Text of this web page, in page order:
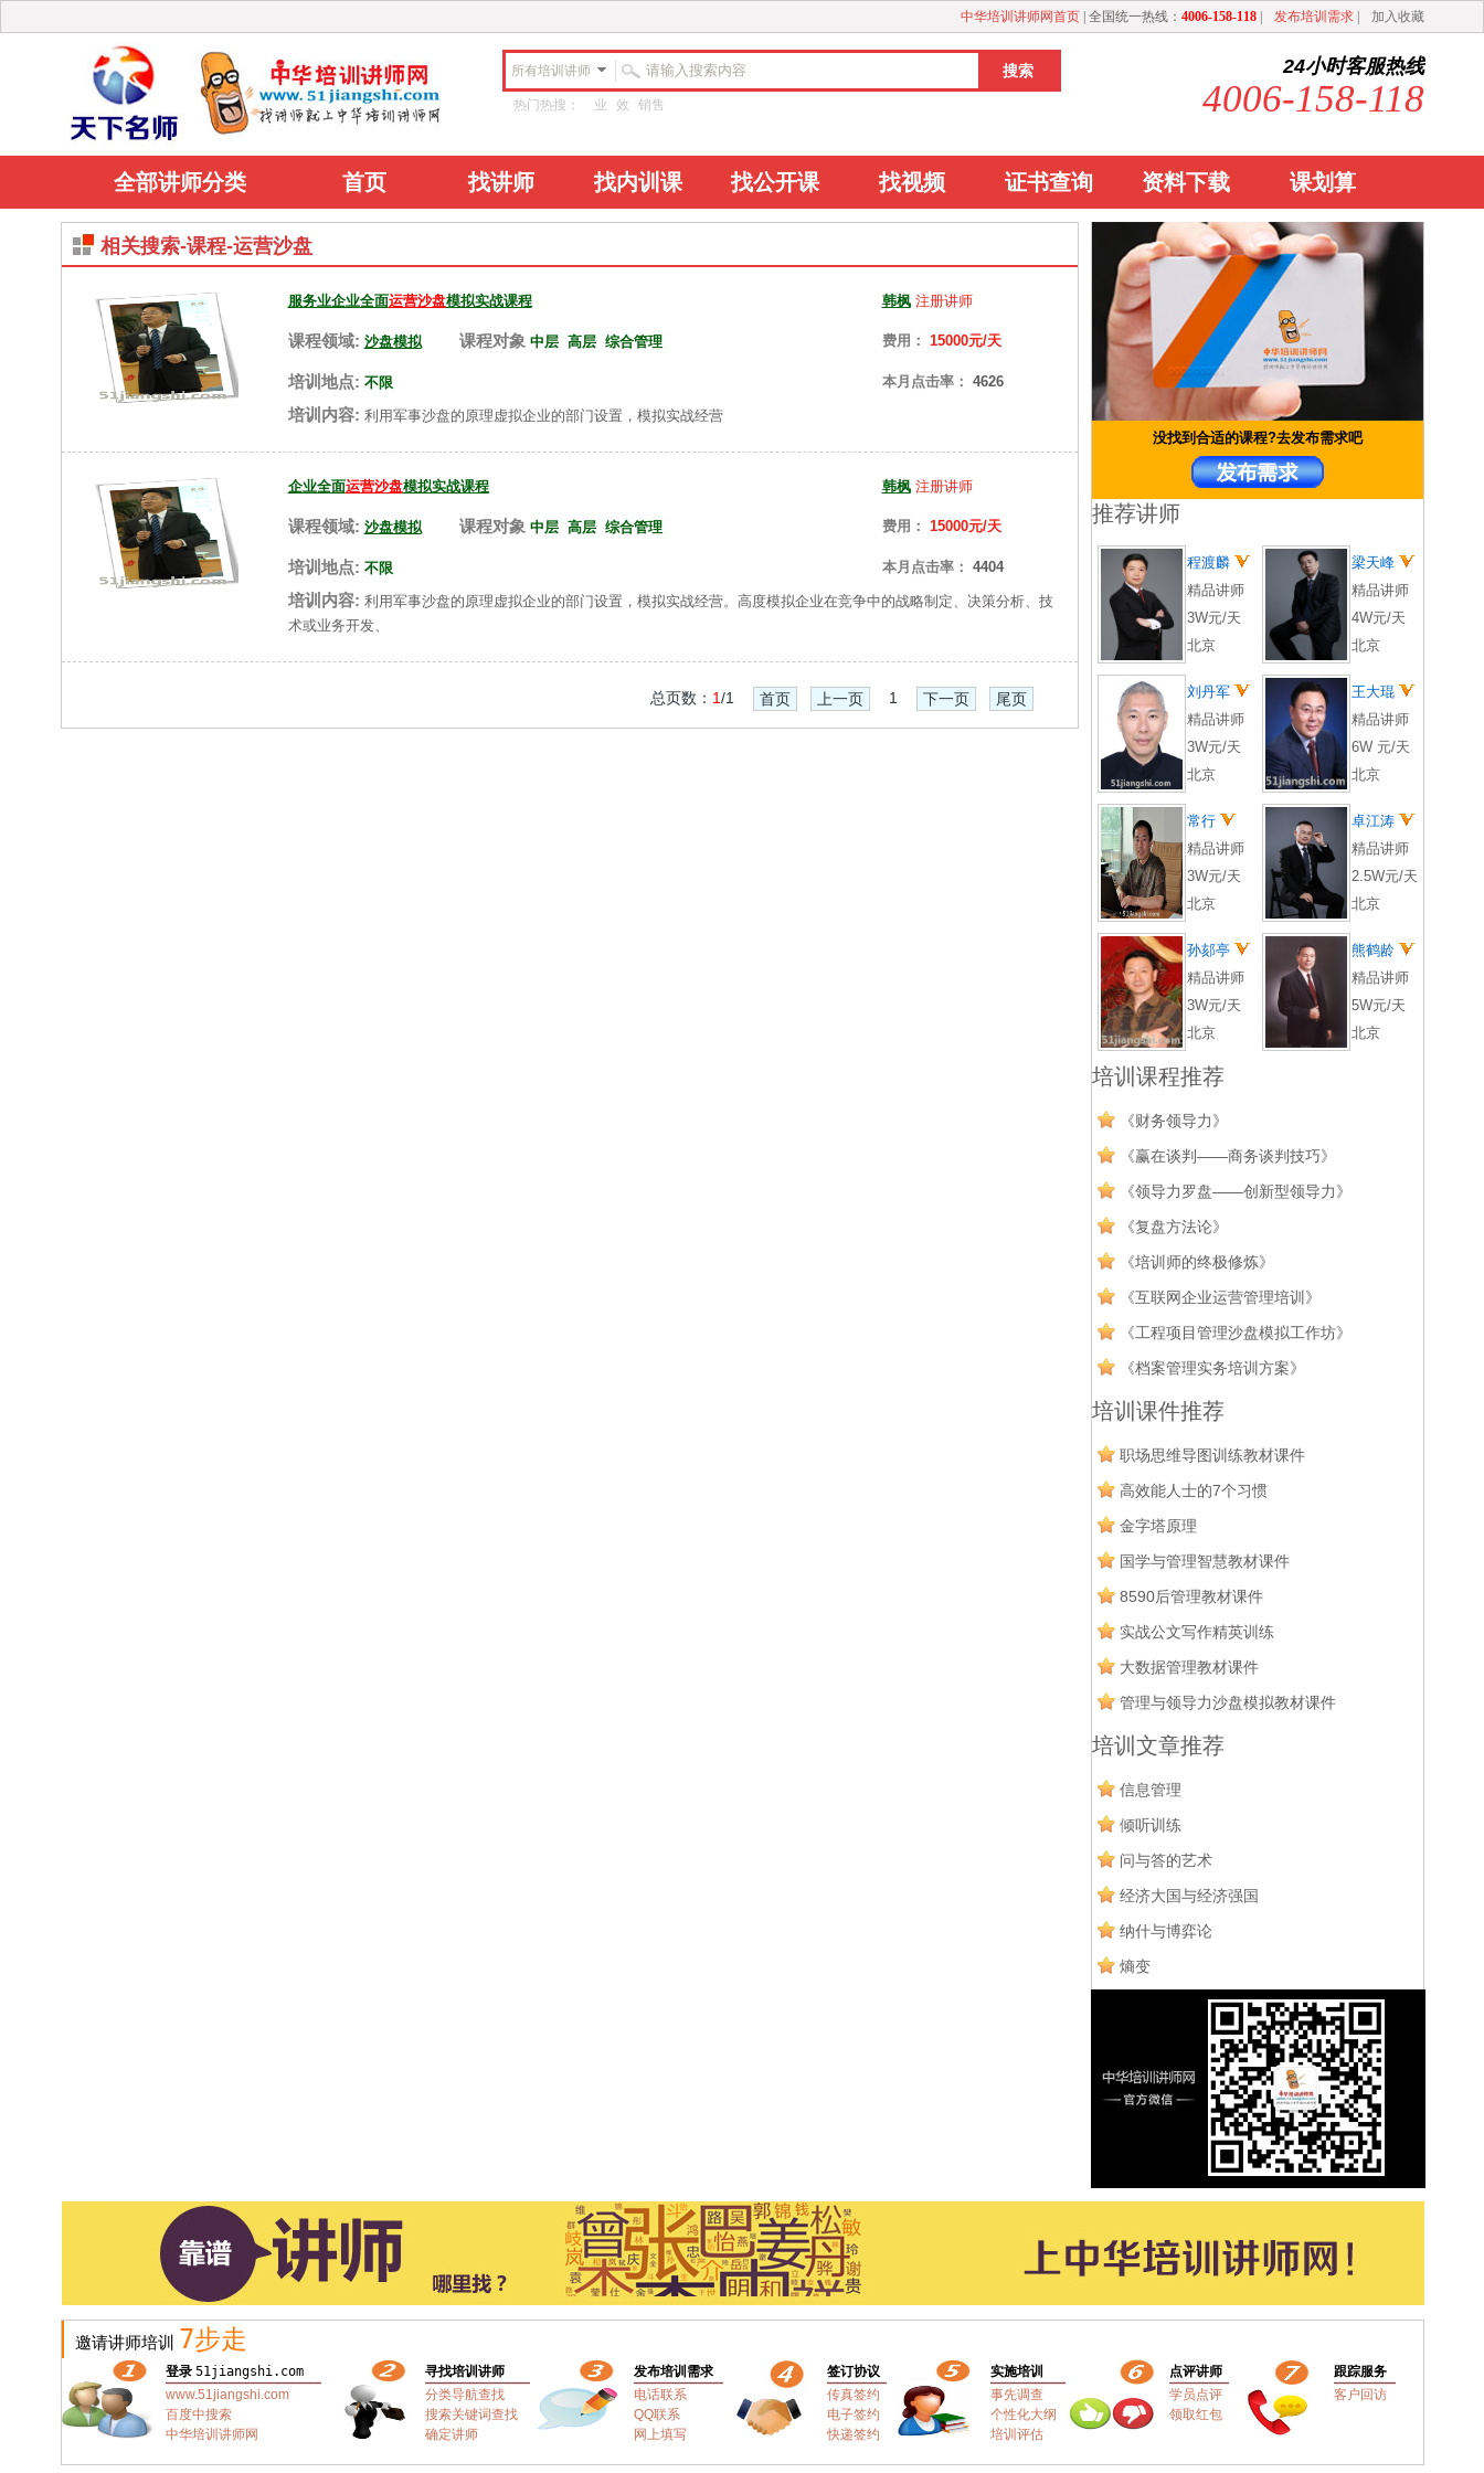
中华培训讲师网首页| 全国统一热线： 4006-158-118| 发布培训需求| 加入收藏
所有培训讲师
热门热搜： 业 效 销售
24小时客服热线
4006-158-118
全部讲师分类 首页 找讲师 找内训课 找公开课 找视频 证书查询 资料下载 课划算
相关搜索-课程-运营沙盘
服务业企业全面运营沙盘模拟实战课程 韩枫 注册讲师
课程领域: 沙盘模拟 课程对象 中层 高层 综合管理 费用： 15000元/天
培训地点: 不限 本月点击率： 4626
培训内容: 利用军事沙盘的原理虚拟企业的部门设置，模拟实战经营
企业全面运营沙盘模拟实战课程 韩枫 注册讲师
课程领域: 沙盘模拟 课程对象 中层 高层 综合管理 费用： 15000元/天
培训地点: 不限 本月点击率： 4404
培训内容: 利用军事沙盘的原理虚拟企业的部门设置，模拟实战经营。高度模拟企业在竞争中的战略制定、决策分析、技
术或业务开发、
总页数： 1/1 首页 上一页 1 下一页 尾页
没找到合适的课程?去发布需求吧
推荐讲师
程渡麟
精品讲师
3W元/天
北京
梁天峰
精品讲师
4W元/天
北京
刘丹军
精品讲师
3W元/天
北京
王大琨
精品讲师
6W 元/天
北京
常行
精品讲师
3W元/天
北京
卓江涛
精品讲师
2.5W元/天
北京
孙郂亭
精品讲师
3W元/天
北京
熊鹤龄
精品讲师
5W元/天
北京
培训课程推荐
《财务领导力》
《赢在谈判——商务谈判技巧》
《领导力罗盘——创新型领导力》
《复盘方法论》
《培训师的终极修炼》
《互联网企业运营管理培训》
《工程项目管理沙盘模拟工作坊》
《档案管理实务培训方案》
培训课件推荐
职场思维导图训练教材课件
高效能人士的7个习惯
金字塔原理
国学与管理智慧教材课件
8590后管理教材课件
实战公文写作精英训练
大数据管理教材课件
管理与领导力沙盘模拟教材课件
培训文章推荐
信息管理
倾听训练
问与答的艺术
经济大国与经济强国
纳什与博弈论
熵变
邀请讲师培训 7步走
登录 51jiangshi.com
www.51jiangshi.com
百度中搜索
中华培训讲师网
寻找培训讲师
分类导航查找
搜索关键词查找
确定讲师
发布培训需求
电话联系
QQ联系
网上填写
签订协议
传真签约
电子签约
快递签约
实施培训
事先调查
个性化大纲
培训评估
点评讲师
学员点评
领取红包
跟踪服务
客户回访